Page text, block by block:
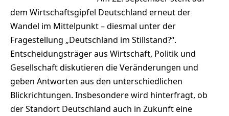
dem Wirtschaftsgipfel Deutschland erneut der
Wandel im Mittelpunkt – diesmal unter der
Fragestellung „Deutschland im Stillstand?“.
Entscheidungsträger aus Wirtschaft, Politik und
Gesellschaft diskutieren die Veränderungen und
geben Antworten aus den unterschiedlichen
Blickrichtungen. Insbesondere wird hinterfragt, ob
der Standort Deutschland auch in Zukunft eine